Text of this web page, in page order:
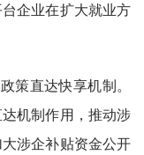
企业在扩大就业方
策直达快享机制。
机制作用，推动涉
涉企补贴资金公开